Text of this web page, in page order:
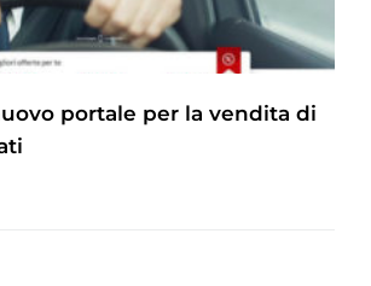
portale per la vendita di